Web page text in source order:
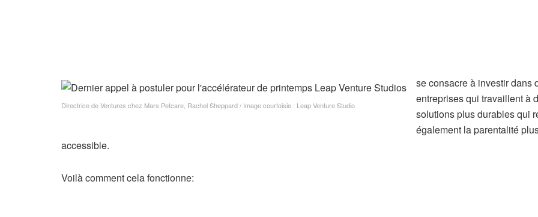
Directrice de Ventures chez Mars Petcare, Rachel Sheppard / Image courtoisie : Leap Venture Studio
se consacre à investir dans
entreprises qui travaillent à
solutions plus durables qui
également la parentalité
accessible.
Voilà comment cela fonctionne: